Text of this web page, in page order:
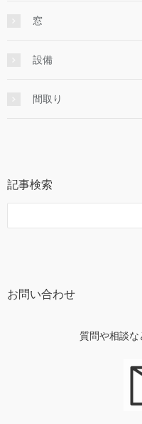
窓
設備
間取り
記事検索
お問い合わせ
質問や相談な